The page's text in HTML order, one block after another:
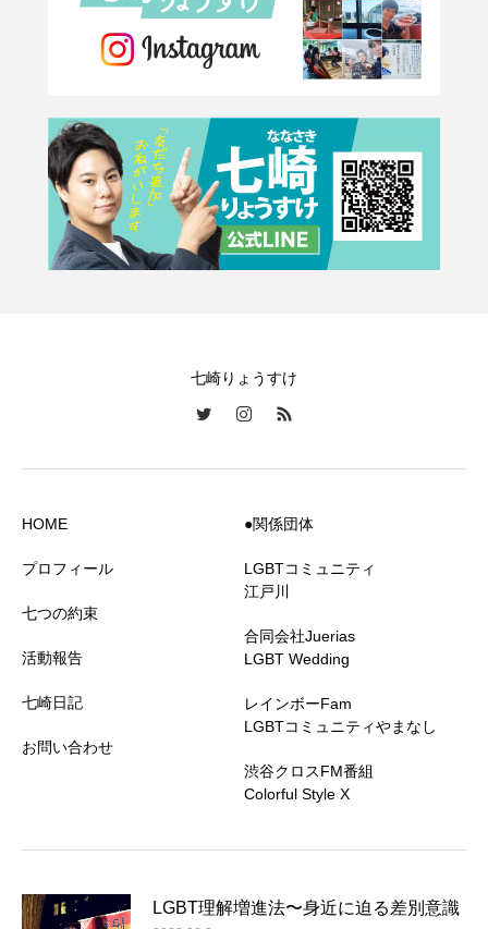
七崎りょうすけ
HOME
プロフィール
七つの約束
活動報告
七崎日記
お問い合わせ
●関係団体
LGBTコミュニティ
江戸川
合同会社Juerias
LGBT Wedding
レインボーFam
LGBTコミュニティやまなし
渋谷クロスFM番組
Colorful Style X
LGBT理解増進法〜身近に迫る差別意識